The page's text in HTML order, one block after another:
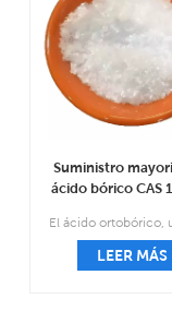
Suministro
ácido bórico CAS
LEER MÁS